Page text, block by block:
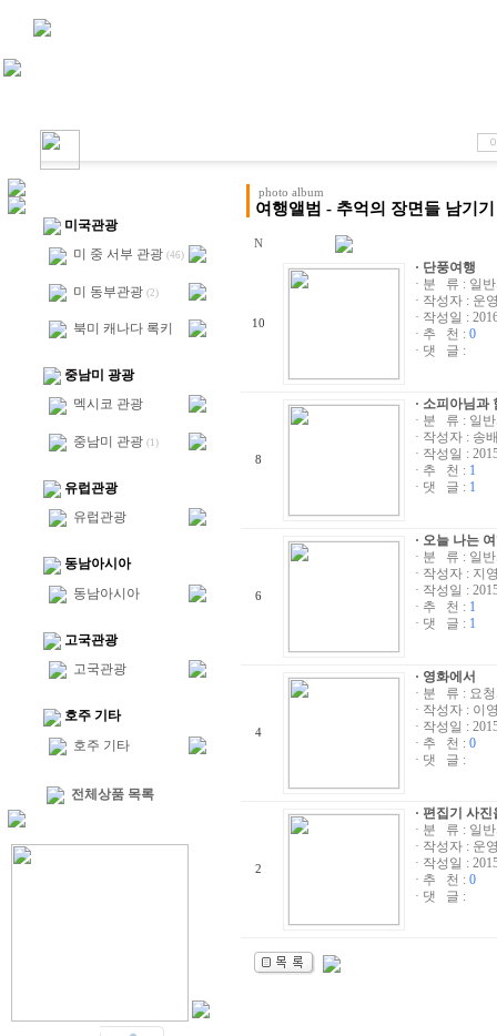
미국관광
미 중 서부 관광 (46)
미 동부관광 (2)
북미 캐나다 록키
중남미 광광
멕시코 관광
중남미 관광 (1)
유럽관광
유럽관광
동남아시아
동남아시아
고국관광
고국관광
호주 기타
호주 기타
전체상품 목록
photo album
여행앨범 - 추억의 장면들 남기기
N
10
· 단풍여행
· 분 류 : 일
· 작성자 : 운
· 작성일 :
· 추 천 : 0
· 댓 글 :
8
· 소피아님과
· 분 류 : 일
· 작성자 : 송
· 작성일 :
· 추 천 : 1
· 댓 글 : 1
6
· 오늘 나는
· 분 류 : 일
· 작성자 : 지
· 작성일 :
· 추 천 : 1
· 댓 글 : 1
4
· 영화에서
· 분 류 : 요
· 작성자 : 이
· 작성일 :
· 추 천 : 0
· 댓 글 :
2
· 편집기 사
· 분 류 : 일
· 작성자 : 운
· 작성일 :
· 추 천 : 0
· 댓 글 :